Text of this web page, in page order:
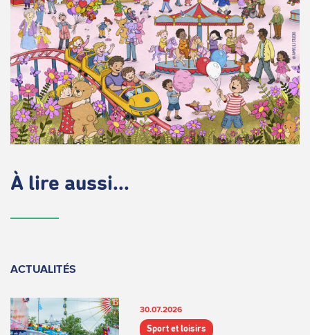
À lire aussi...
ACTUALITÉS
30.07.2026
Sport et loisirs